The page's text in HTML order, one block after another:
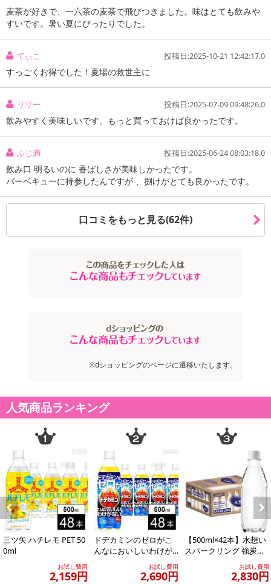
注意事項
※本商品は、ちょっプルをお申込みいただくのが「初めて」の方が
ひとり1回、かつ、同一世帯1回までお申込みが可能です。
同一ユーザー、同一世帯または同一のご住所からの複数のお申込み
セル・会員の退会措置をとる場合がございます。
また、返金には応じかねますので、予めご了承ください。
※お申込み後のキャンセルはお受けできません。
記載されている内容を必ずご確認いただき、お届けする商品セット
※パッケージ変更や商品リニューアル(成分など含む)等により、参考
合がございます。
また、[新たな加工食品の原料原産地表示制度]の経過措置期間の終
了により、商品詳細内に記載の原産国・原材料の表記が旧表記の場
合がございます。
あらかじめご了承いただいた上でお申込みください。なお、本理由
によるお申込み後のキャンセル・返品交換は対応いたしかねます。
【お支払いについて】
※送料はお試し費用に含まれております。
※お支払い方法は、電話料金合算払い、クレジットカード払い、dポ
イントがご利用いただけます。
【発送・お届け・商品について】
※会員様のご都合でお受取りいただけない場合、商品の再発送や返
麦茶が好きで、一六茶の麦茶で飛びつきました。味はとても飲みや
すいです。暑い夏にぴったりでした。
てぃこ 投稿日:2025-10-21 12:42:17.0
すっごくお得でした！夏場の救世主に
リリー 投稿日:2025-07-09 09:48:26.0
飲みやすく美味しいです。もっと買っておけば良かったです。
ふじ満 投稿日:2025-06-24 08:03:18.0
飲み口 明るいのに 香ばしさが美味しかったです。
バーベキューに持参したんですが 、捌けがとても良かったです。
口コミをもっと見る(62件)
※dショッピングのページに遷移いたします。
人気商品ランキング
Previous
三ツ矢 ハチレモ PET 50
0ml
お試し費用
2,159円
ドデカミンのゼロがこ
んなにおいしいわけが
お試し費用
2,690円
【500ml×42本】水想い
スパークリング 強炭酸
水 500ml ラベルレスお試し費用
2,830円
Next